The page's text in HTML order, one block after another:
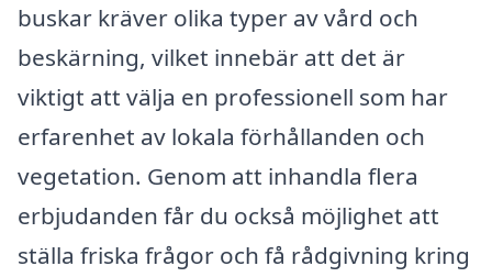
buskar kräver olika typer av vård och
beskärning, vilket innebär att det är
viktigt att välja en professionell som har
erfarenhet av lokala förhållanden och
vegetation. Genom att inhandla flera
erbjudanden får du också möjlighet att
ställa friska frågor och få rådgivning kring